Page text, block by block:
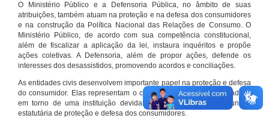
O Ministério Público e a Defensoria Pública, no âmbito de suas
atribuições, também atuam na proteção e na defesa dos consumidores
e na construção da Política Nacional das Relações de Consumo. O
Ministério Público, de acordo com sua competência constitucional,
além de fiscalizar a aplicação da lei, instaura inquéritos e propõe
ações coletivas. A Defensoria, além de propor ações, defende os
interesses dos desassistidos, promovendo acordos e conciliações.
As entidades civis desenvolvem importante papel na proteção e defesa
do consumidor. Elas representam o conjunto organizado de cidadãos
em torno de uma instituição devidamente registrada e com função
estatutária de proteção e defesa dos consumidores.